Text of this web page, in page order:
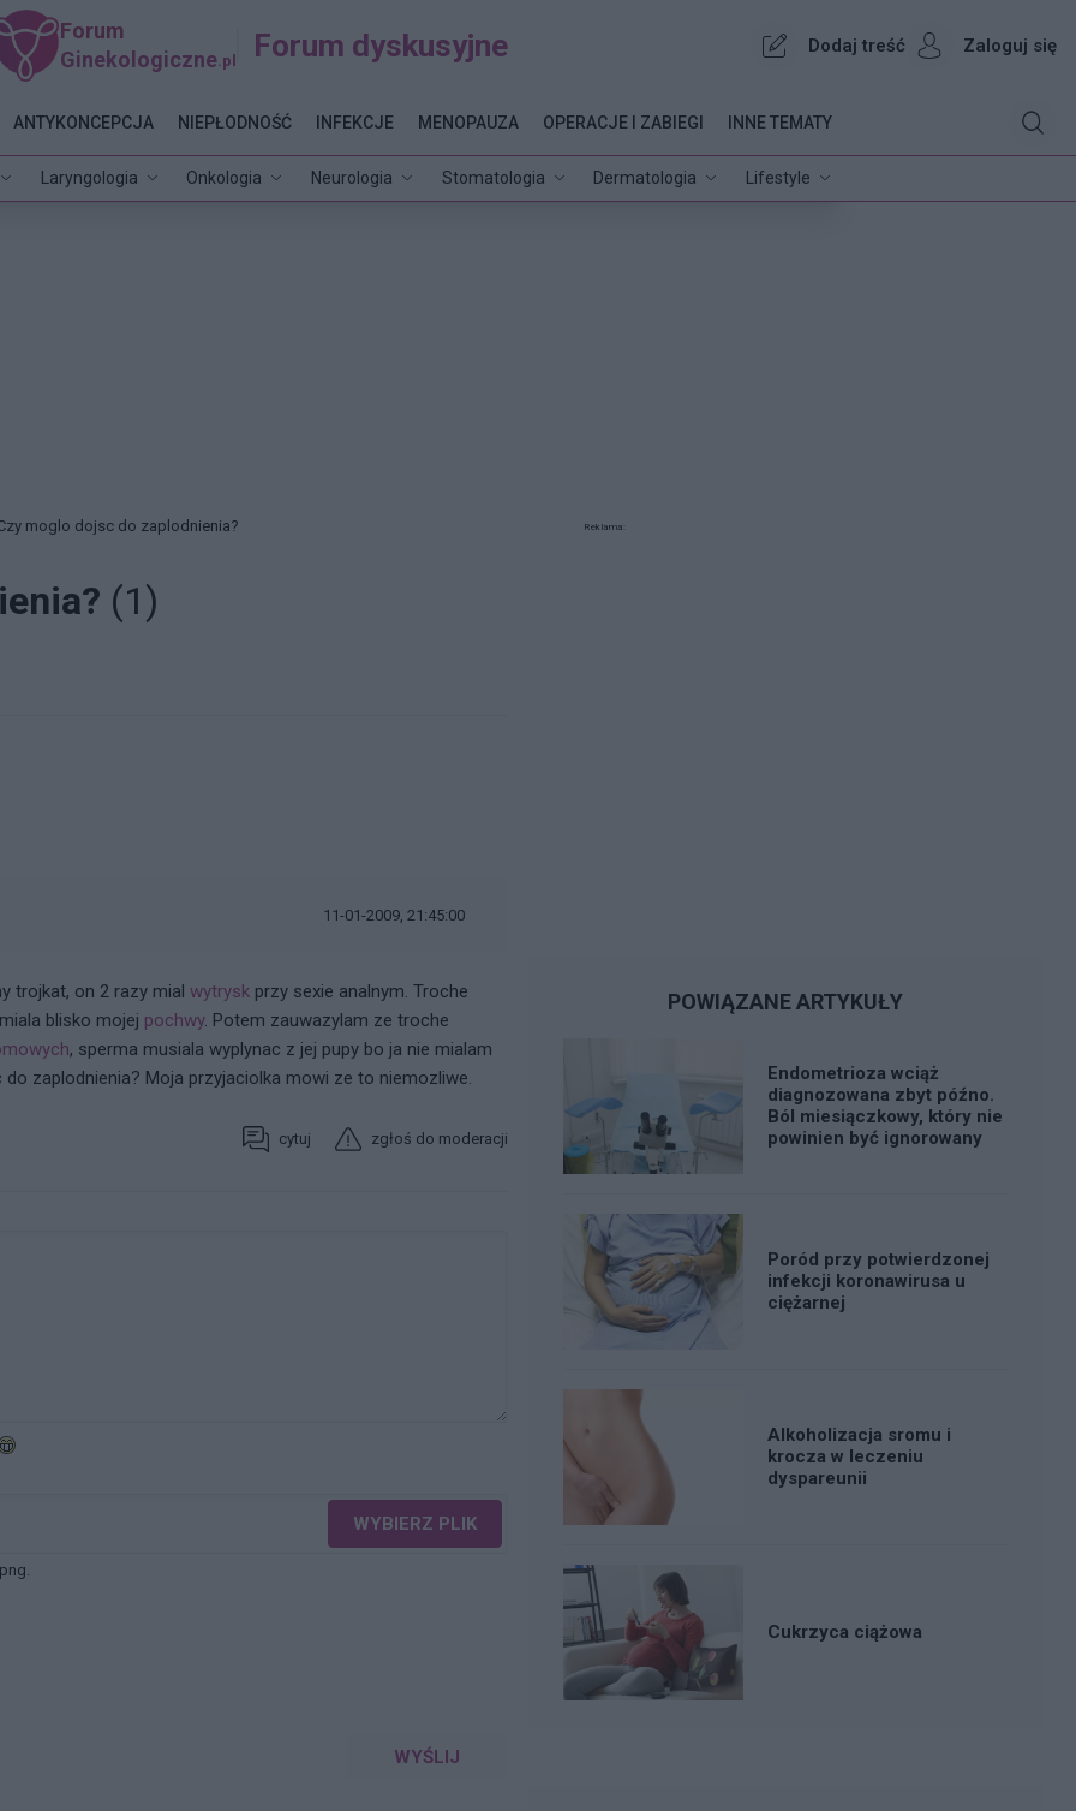
Forum
Ginekologiczne .pl Forum dyskusyjne Dodaj treść Zaloguj się
Laryngologia Onkologia Neurologia Stomatologia Dermatologia Lifestyle
ANTYKONCEPCJA NIEPŁODNOŚĆ INFEKCJE MENOPAUZA OPERACJE I ZABIEGI INNE TEMATY
moglo dojsc do zaplodnienia?
(1)
11-01-2009, 21:45:00
trojkat, on 2 razy mial wytrysk przy sexie analnym. Troche
blisko mojej pochwy. Potem zauwazylam ze troche
, sperma musiala wyplynac z jej pupy bo ja nie mialam
zaplodnienia? Moja przyjaciolka mowi ze to niemozliwe.
cytuj zgłoś do moderacji
WYBIERZ PLIK
WYŚLIJ
Reklama:
POWIĄZANE ARTYKUŁY
Endometrioza wciąż
diagnozowana zbyt późno.
Ból miesiączkowy, który nie
powinien być ignorowany
Poród przy potwierdzonej
infekcji koronawirusa u
ciężarnej
Alkoholizacja sromu i
krocza w leczeniu
dyspareunii
Cukrzyca ciążowa